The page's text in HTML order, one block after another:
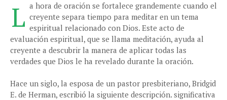
L a hora de oración se fortalece grandemente cuando el
creyente separa tiempo para meditar en un tema
espiritual relacionado con Dios. Este acto de
evaluación espiritual, que se llama meditación, ayuda al
creyente a descubrir la manera de aplicar todas las
verdades que Dios le ha revelado durante la oración.
Hace un siglo, la esposa de un pastor presbiteriano, Bridgid
E. de Herman, escribió la siguiente descripción. significativa